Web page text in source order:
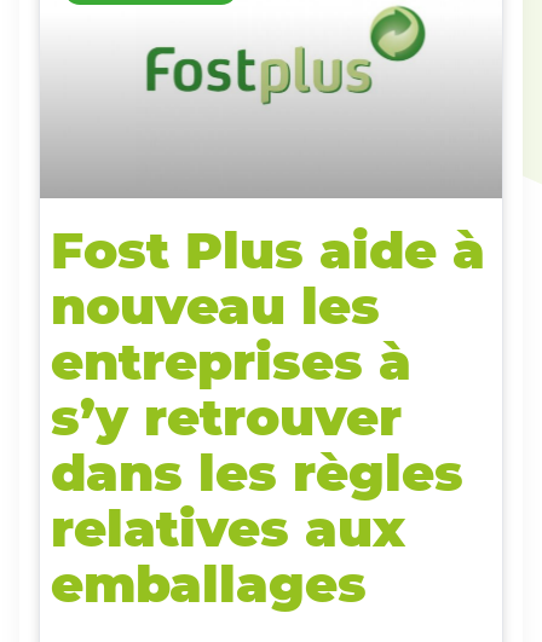
Fost Plus aide à
nouveau les
entreprises à
s’y retrouver
dans les règles
relatives aux
emballages